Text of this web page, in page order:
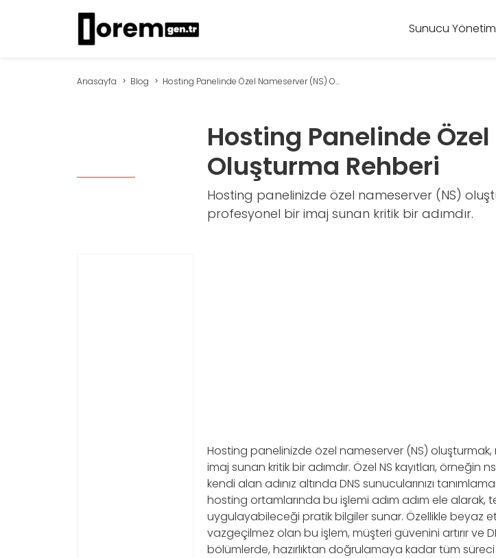
Sunucu
Anasayfa Blog Hosting Panelinde Özel Nameserver (NS) O...
Hosting Panelinde
Oluşturma Rehberi
Hosting panelinizde özel nameserver (NS)
profesyonel bir imaj sunan kritik bir adımdır.
Hosting panelinizde özel nameserver (NS)
imaj sunan kritik bir adımdır. Özel NS kayıtları, örneğin
kendi alan adınız altında DNS sunucularınızı
hosting ortamlarında bu işlemi adım adım ele alarak,
uygulayabileceği pratik bilgiler sunar. Özellikle beyaz
vazgeçilmez olan bu işlem, müşteri güvenini artırır ve
bölümlerde, hazırlıktan doğrulamaya kadar tüm